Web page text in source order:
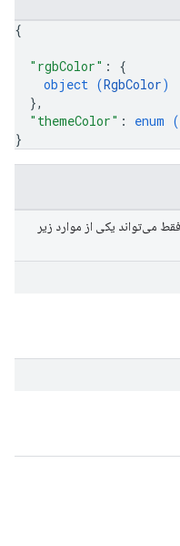
{
"rgbColor" : {
object (RgbColor)
},
"themeColor" : enum (
}
فقط می‌تواند یکی از موارد زیر